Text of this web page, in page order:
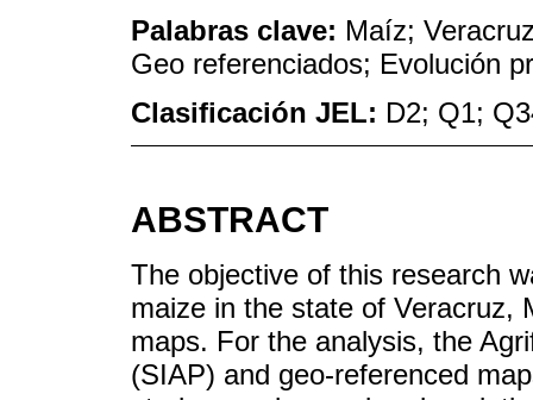
Palabras clave: Maíz;
Geo referenciados; Evolución
Clasificación JEL: D2; Q1;
ABSTRACT
The objective of this research
maize in the state of Veracruz,
maps. For the analysis, the
(SIAP) and geo-referenced